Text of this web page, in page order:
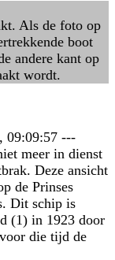
Als de foto op
boot
andere kant op
wordt.
09:09:57 ---
meer in dienst
Deze ansicht
de Prinses
Dit schip is
(1) in 1923 door
die tijd de